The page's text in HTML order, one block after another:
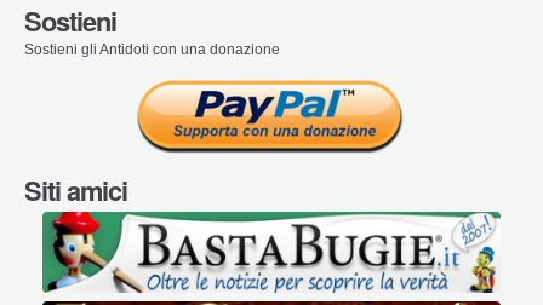
Sostieni
Sostieni gli Antidoti con una donazione
Siti amici